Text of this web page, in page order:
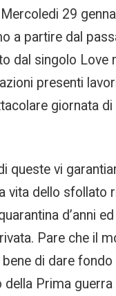
29
a partire dal
dal singolo
presenti
giornata
queste vi
vita dello sfollato
d’anni
Pare che il
di dare
della Prima